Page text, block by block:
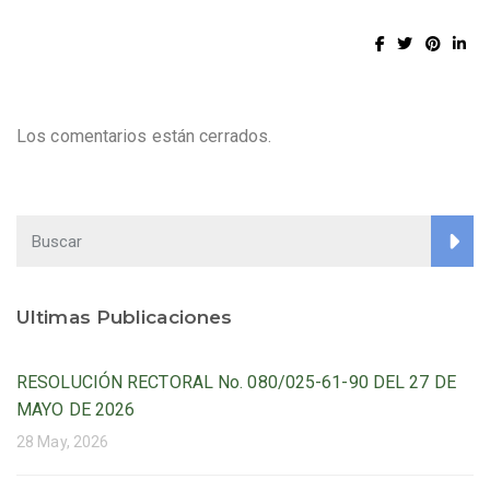
Los comentarios están cerrados.
Ultimas Publicaciones
RESOLUCIÓN RECTORAL No. 080/025-61-90 DEL 27 DE
MAYO DE 2026
28 May, 2026